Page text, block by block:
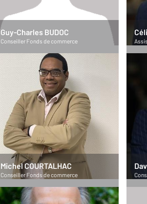
Guy-Charles BUDOC
Conseiller Fonds de commerce
Michel COURTALHAC
Conseiller Fonds de commerce